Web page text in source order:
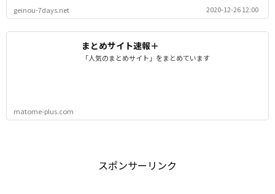
geinou-7days.net 2020-12-26 12:00
まとめサイト速報＋
「人気のまとめサイト」をまとめています
matome-plus.com
スポンサーリンク